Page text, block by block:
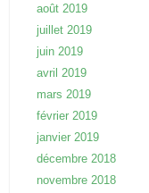
août 2019
juillet 2019
juin 2019
avril 2019
mars 2019
février 2019
janvier 2019
décembre 2018
novembre 2018